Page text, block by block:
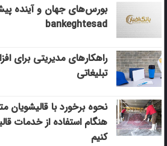
بورس‌های جهان و آینده
bankeghtesad
راهکارهای مدیریتی برای
تبلیغاتی
نحوه برخورد با قالیشویان
هنگام استفاده از خدمات
کنیم